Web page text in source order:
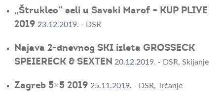
„Štruklec“ seli u Savski Marof – KUP PLIVE
2019 23.12.2019. - DSR
Najava 2-dnevnog SKI izleta GROSSECK
SPEIERECK & SEXTEN 20.12.2019. - DSR, Skijanje
Zagreb 5×5 2019 25.11.2019. - DSR, Trčanje